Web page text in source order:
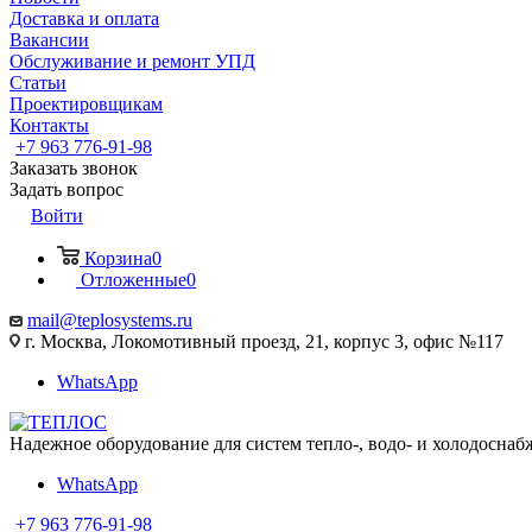
Доставка и оплата
Вакансии
Обслуживание и ремонт УПД
Статьи
Проектировщикам
Контакты
+7 963 776-91-98
Заказать звонок
Задать вопрос
Войти
Корзина0
Отложенные0
mail@teplosystems.ru
г. Москва, Локомотивный проезд, 21, корпус 3, офис №117
WhatsApp
Надежное оборудование для систем тепло-, водо- и
WhatsApp
+7 963 776-91-98